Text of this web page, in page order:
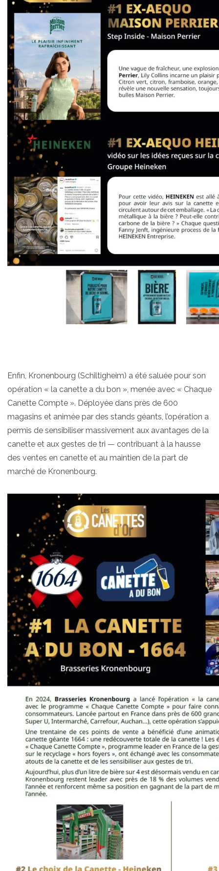
Enfin, Kronenbourg (Schiltigheim) a été saluée pour son
opération « la canette a du bon », menée avec « Chaque
Canette Compte ». Déployée dans près de 600
magasins et animée par des stands géants, l’opération a
permis de sensibiliser massivement aux avantages de la
canette et aux gestes de tri — contribuant à la hausse
des ventes en canette et au maintien de la part de
marché de Kronenbourg.